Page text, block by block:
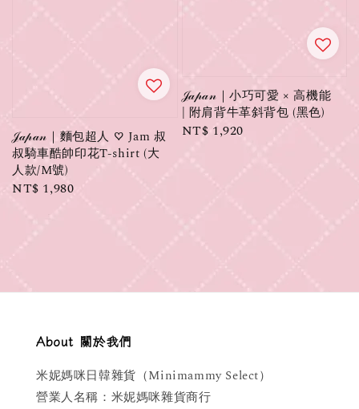
𝒥𝒶𝓅𝒶𝓃｜麵包超人 ♡ Jam 叔
叔騎車酷帥印花T-shirt (大
人款/M號)
Regular
NT$ 1,980
𝒥𝒶𝓅𝒶𝓃｜小巧可愛 × 高機能
| 附肩背牛革斜背包 (黑色)
Regular
NT$ 1,920
About 關於我們
米妮媽咪日韓雜貨（Minimammy Select）
營業人名稱：米妮媽咪雜貨商行